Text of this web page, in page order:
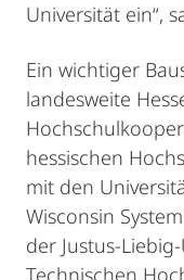
Universität ein“,
Ein wichtiger
landesweite
hessischen
mit den
Wisconsin
der Justus-